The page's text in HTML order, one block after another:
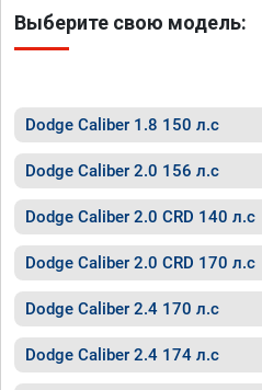
Выберите свою модель:
Dodge Caliber 1.8 150 л.с
Dodge Caliber 2.0 156 л.с
Dodge Caliber 2.0 CRD 140 л.с
Dodge Caliber 2.0 CRD 170 л.с
Dodge Caliber 2.4 170 л.с
Dodge Caliber 2.4 174 л.с